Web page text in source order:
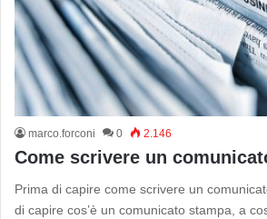
marco.forconi 0 2.146
Come scrivere un
Prima di capire come scrivere un
di capire cos’è un comunicato stampa, a